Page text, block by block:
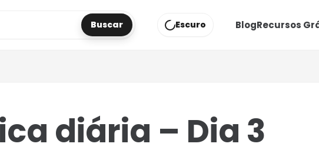
Buscar Escuro BlogRecursos
diária – Dia 3